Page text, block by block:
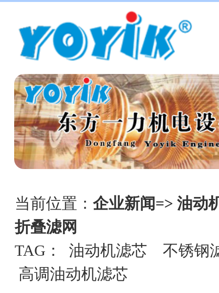
当前位置： 企业新闻=> 油动
折叠滤网
TAG： 油动机滤芯
不锈钢
高调油动机滤芯